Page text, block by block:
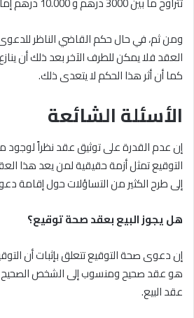
ومن ثم، في حال حكم القاضي الناظر
العقد فلا يمكن للطرف الآخر بعد ذلك أن
كما أن أثر هذا الحكم لا يتعدى ذلك.
الأسئلة الشائعة
إن عدم القدرة على توثيق عقد نظراً
التوقيع تمثل أزمة حقيقية لمن يعد هذا
إلى طرح الكثير من التساؤلات حول إقامة
هل يجوز البيع بعقد صحة توقيع؟
إن دعوى صحة التوقيع تتعلق بإثبات أن
هو عقد صحيح ومنسوب إلى الشخص الصحيح
عقد البيع.